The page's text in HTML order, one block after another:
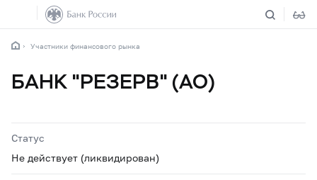
Участники финансового рынка
БАНК "РЕЗЕРВ" (АО)
Статус
Не действует (ликвидирован)